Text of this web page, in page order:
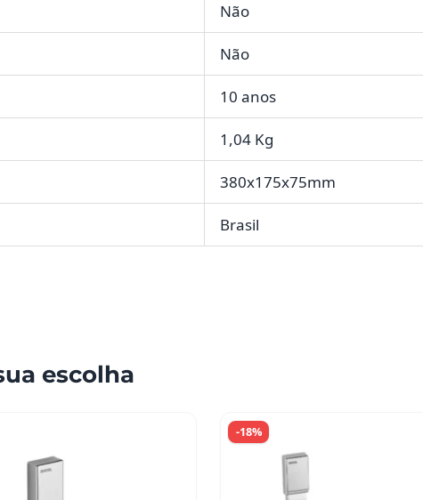
Não
Não
10 anos
1,04 Kg
380x175x75mm
Brasil
escolha
-18%